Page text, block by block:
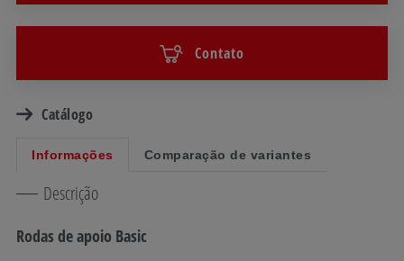
Contato
Catálogo
Informações Comparação de variantes
Descrição
Rodas de apoio Basic